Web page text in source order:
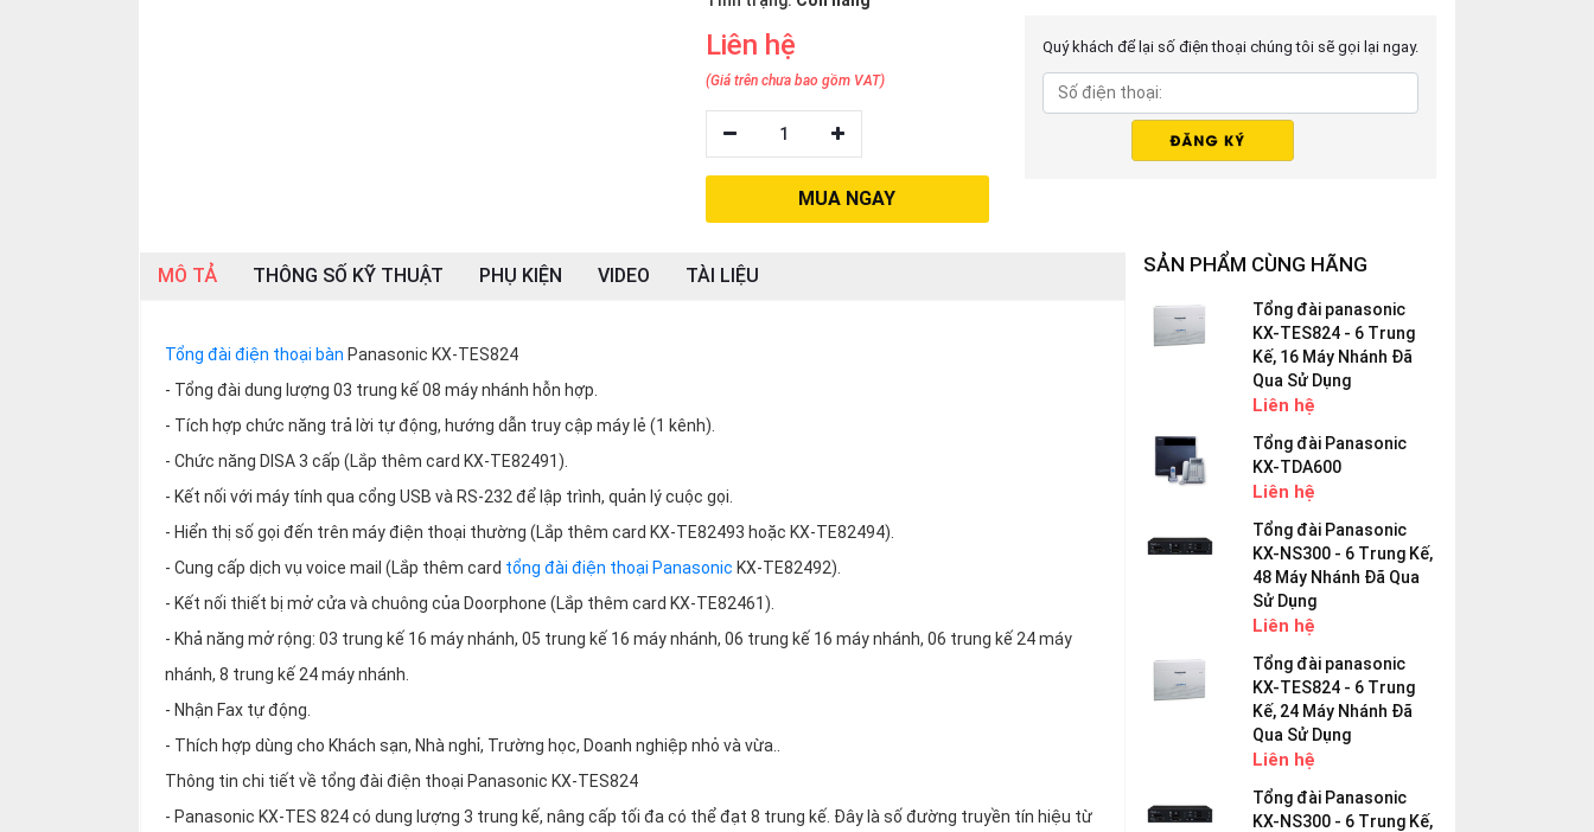
Liên hệ
(Giá trên chưa bao gồm VAT)
1
MUA NGAY
Quý khách để lại số điện thoại chúng tôi sẽ gọi lại ngay.
MÔ TẢ THÔNG SỐ KỸ THUẬT PHỤ KIỆN VIDEO TÀI LIỆU
Tổng đài điện thoại bàn Panasonic KX-TES824
- Tổng đài dung lượng 03 trung kế 08 máy nhánh hỗn hợp.
- Tích hợp chức năng trả lời tự động, hướng dẫn truy cập máy lẻ (1 kênh).
- Chức năng DISA 3 cấp (Lắp thêm card KX-TE82491).
- Kết nối với máy tính qua cổng USB và RS-232 để lập trình, quản lý cuộc gọi.
- Hiển thị số gọi đến trên máy điện thoại thường (Lắp thêm card KX-TE82493 hoặc KX-TE82494).
- Cung cấp dịch vụ voice mail (Lắp thêm card tổng đài điện thoại Panasonic KX-TE82492).
- Kết nối thiết bị mở cửa và chuông của Doorphone (Lắp thêm card KX-TE82461).
- Khả năng mở rộng: 03 trung kế 16 máy nhánh, 05 trung kế 16 máy nhánh, 06 trung kế 16 máy nhánh, 06 trung kế 24 máy
nhánh, 8 trung kế 24 máy nhánh.
- Nhận Fax tự động.
- Thích hợp dùng cho Khách sạn, Nhà nghỉ, Trường học, Doanh nghiệp nhỏ và vừa..
Thông tin chi tiết về tổng đài điện thoại Panasonic KX-TES824
- Panasonic KX-TES 824 có dung lượng 3 trung kế, nâng cấp tối đa có thể đạt 8 trung kế. Đây là số đường truyền tín hiệu từ
SẢN PHẨM CÙNG HÃNG
Tổng đài panasonic
KX-TES824 - 6 Trung
Kế, 16 Máy Nhánh Đã
Qua Sử Dụng
Liên hệ
Tổng đài Panasonic
KX-TDA600
Liên hệ
Tổng đài Panasonic
KX-NS300 - 6 Trung Kế,
48 Máy Nhánh Đã Qua
Sử Dụng
Liên hệ
Tổng đài panasonic
KX-TES824 - 6 Trung
Kế, 24 Máy Nhánh Đã
Qua Sử Dụng
Liên hệ
Tổng đài Panasonic
KX-NS300 - 6 Trung Kế,